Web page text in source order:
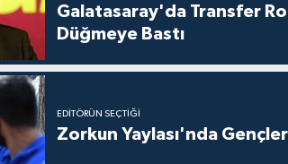
Galatasaray'da Transfer
Düğmeye Bastı
EDITÖRÜN SEÇTIĞI
Zorkun Yaylası'nda